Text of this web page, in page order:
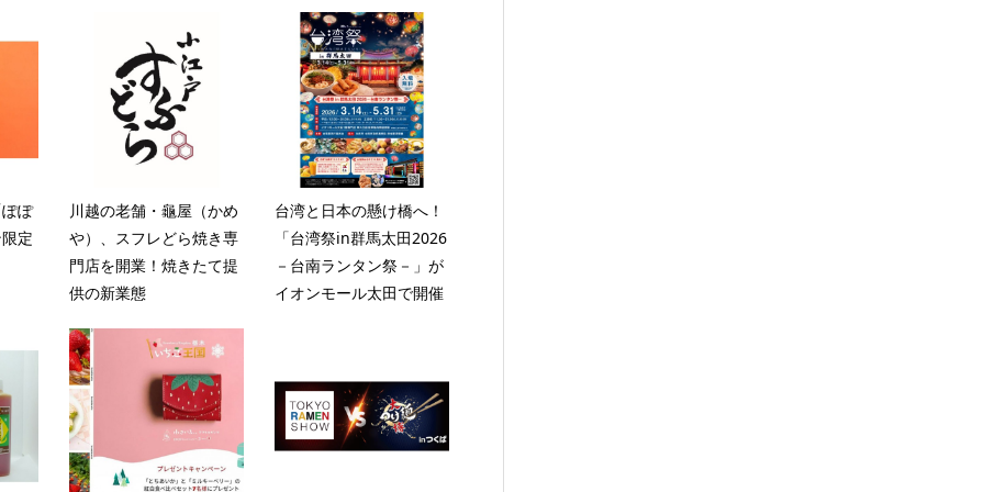
ぽ
定
川越の老舗・龜屋（かめ
や）、スフレどら焼き専
門店を開業！焼きたて提
供の新業態
台湾と日本の懸け橋へ！
「台湾祭in群馬太田2026
－台南ランタン祭－」が
イオンモール太田で開催